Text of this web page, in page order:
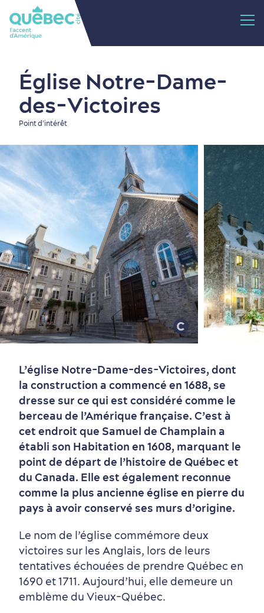
Vieux-Québec
Quartiers centraux
Autour du centre-ville
Incontournables
Quoi faire en août
Activités en été
7 expériences gourmandes
Produits locaux
dans le Vieux-Québec
Où dormir?
Vieux-Québec
Hôtels écologiques
Forfaits et rabais
Itinéraires
Magazine Québec cité
Église Notre-Dame-
des-Victoires
Point d’intérêt
L’église Notre-Dame-des-Victoires, dont
la construction a commencé en 1688, se
dresse sur ce qui est considéré comme le
berceau de l’Amérique française. C’est à
cet endroit que Samuel de Champlain a
établi son Habitation en 1608, marquant le
point de départ de l’histoire de Québec et
du Canada. Elle est également reconnue
comme la plus ancienne église en pierre du
pays à avoir conservé ses murs d’origine.
Le nom de l’église commémore deux
victoires sur les Anglais, lors de leurs
tentatives échouées de prendre Québec en
1690 et 1711. Aujourd’hui, elle demeure un
emblème du Vieux-Québec.